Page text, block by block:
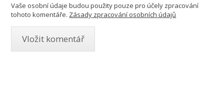
Vaše osobní údaje budou použity pouze pro účely zpracování
tohoto komentáře. Zásady zpracování osobních údajů